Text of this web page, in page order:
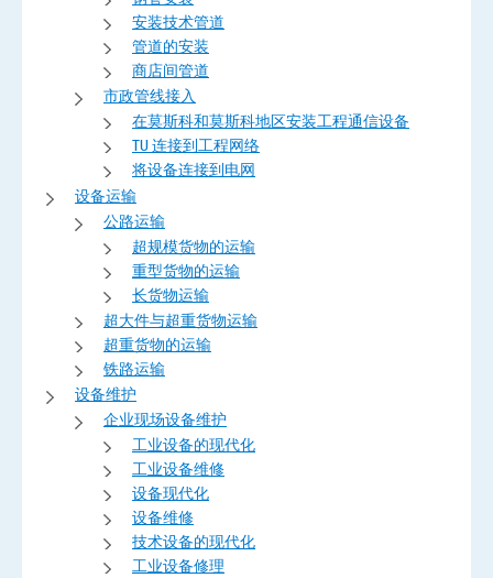
安装技术管道
管道的安装
商店间管道
市政管线接入
在莫斯科和莫斯科地区安装工程通信设备
TU 连接到工程网络
将设备连接到电网
设备运输
公路运输
超规模货物的运输
重型货物的运输
长货物运输
超大件与超重货物运输
超重货物的运输
铁路运输
设备维护
企业现场设备维护
工业设备的现代化
工业设备维修
设备现代化
设备维修
技术设备的现代化
工业设备修理